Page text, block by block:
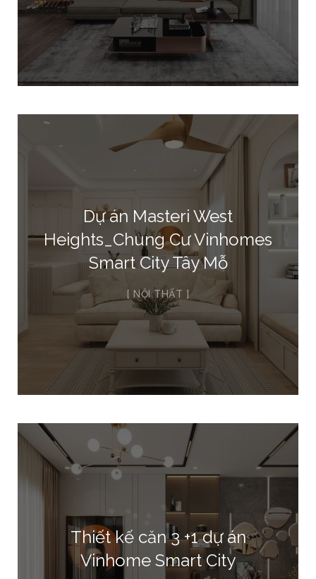
Dự án Masteri West
Heights_Chung Cư Vinhomes
Smart City Tây Mỗ
NỘI THẤT
Thiết kế căn 3 +1 dự án
Vinhome Smart City